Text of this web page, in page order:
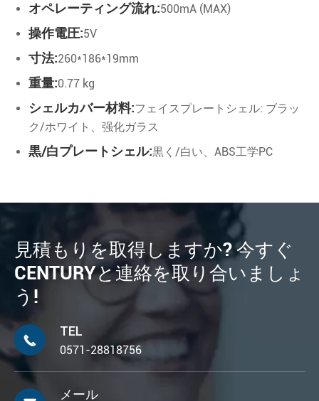
オペレーティング流れ:500mA (MAX)
操作電圧:5V
寸法:260*186*19mm
重量:0.77 kg
シェルカバー材料:フェイスプレートシェル: ブラッ
ク/ホワイト、强化ガラス
黒/白プレートシェル:黒く/白い、ABS工学PC
見積もりを取得しますか? 今すぐ
CENTURYと連絡を取り合いましょ
う!

TEL
0571-28818756
メール